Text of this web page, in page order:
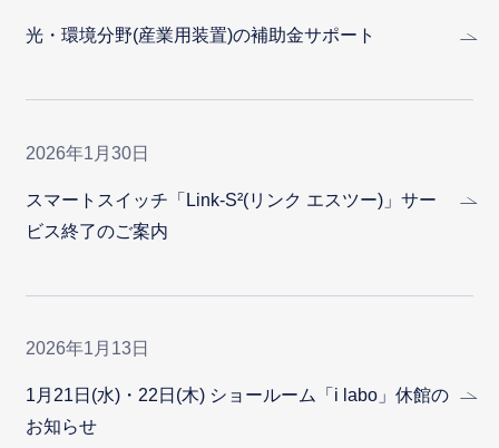
光・環境分野(産業用装置)の補助金サポート
2026年1月30日
スマートスイッチ「Link-S²(リンク エスツー)」サー
ビス終了のご案内
2026年1月13日
1月21日(水)・22日(木) ショールーム「i labo」休館の
お知らせ